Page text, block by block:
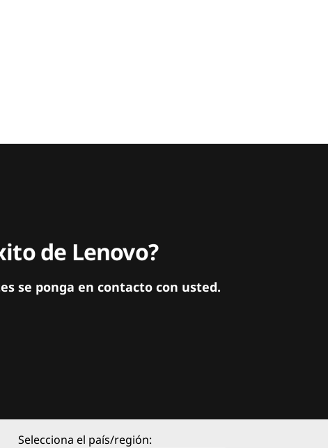
de Lenovo?
se ponga en contacto con usted.
Selecciona el país/región: